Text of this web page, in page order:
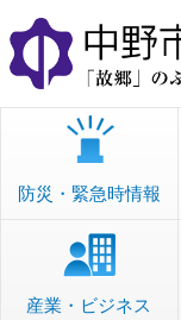
本
文
へ
移
防災・緊急時情報
産業・ビジネス